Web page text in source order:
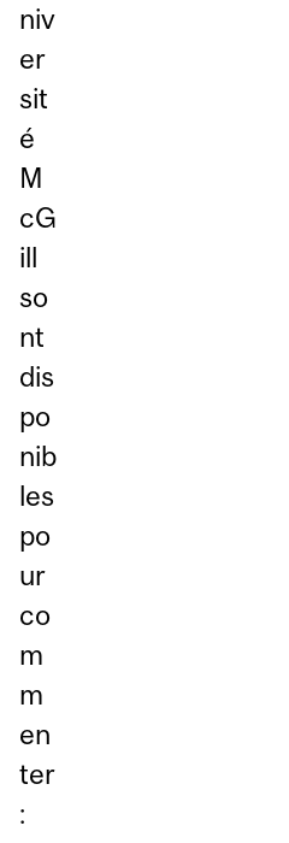
niv
er
sit
é
M
cG
ill
so
nt
dis
po
nib
les
po
ur
co
m
m
en
ter
: